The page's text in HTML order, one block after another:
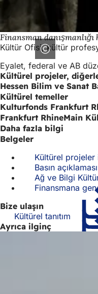
Finansman
Kültür Ofisi, kültür
Eyalet, federal ve AB
Kültürel projeler,
Hessen Bilim ve Sanat
Kültürel temeller
Kulturfonds Frankfurt
Frankfurt RhineMain
Daha fazla bilgi
Belgeler
Kültürel
Basın
Ağ ve Bilgi
Finansmana
Bize ulaşın
Kültürel tanıtım
Ayrıca ilginç